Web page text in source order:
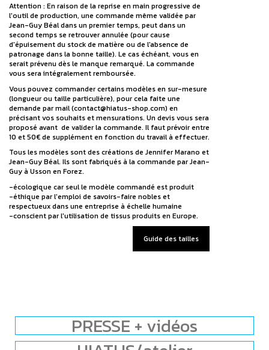
Attention : En raison de la reprise en main progressive de
l'outil de production, une commande même validée par
Jean-Guy Béal dans un premier temps, peut dans un
second temps se retrouver annulée (pour cause
d'épuisement du stock de matière ou de l'absence de
patronage dans la bonne taille). Le cas échéant, vous en
serait prévenu dès le manque remarqué. La commande
vous sera intégralement remboursée.
Vous pouvez commander certains modèles en sur-mesure
(longueur ou taille particulière), pour cela faite une
demande par mail (contact@hiatus-shop.com) en
précisant vos souhaits et mensurations. Un devis vous sera
proposé avant de valider la commande. Il faut prévoir entre
10 et 50€ de supplément en fonction du travail à effectuer.
Tous les modèles sont des créations de Jennifer Marano et
Jean-Guy Béal. Ils sont fabriqués à la commande par Jean-
Guy à Usson en Forez.
-écologique car seul le modèle commandé est produit
-éthique par l'emploi de savoirs-faire nobles et
respectueux dans une entreprise à échelle humaine
-conscient par l'utilisation de tissus produits en Europe.
Guide des tailles
PRESSE + vidéos